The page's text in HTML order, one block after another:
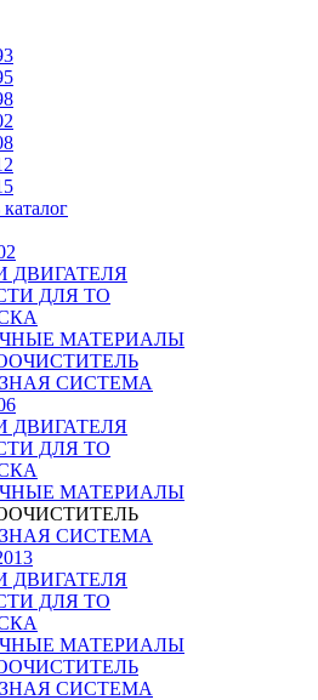
ДВИГАТЕЛЯ
ДЛЯ ТО
МАТЕРИАЛЫ
СИСТЕМА
ДВИГАТЕЛЯ
ДЛЯ ТО
МАТЕРИАЛЫ
СИСТЕМА
ДВИГАТЕЛЯ
ДЛЯ ТО
МАТЕРИАЛЫ
СИСТЕМА